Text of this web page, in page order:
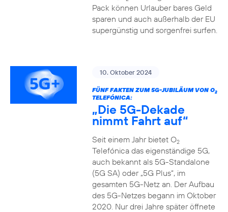
Pack können Urlauber bares Geld
sparen und auch außerhalb der EU
supergünstig und sorgenfrei surfen.
10. Oktober 2024
FÜNF FAKTEN ZUM 5G-JUBILÄUM VON O2
TELEFÓNICA:
„Die 5G-Dekade
nimmt Fahrt auf“
Seit einem Jahr bietet O2
Telefónica das eigenständige 5G,
auch bekannt als 5G-Standalone
(5G SA) oder „5G Plus“, im
gesamten 5G-Netz an. Der Aufbau
des 5G-Netzes begann im Oktober
2020. Nur drei Jahre später öffnete